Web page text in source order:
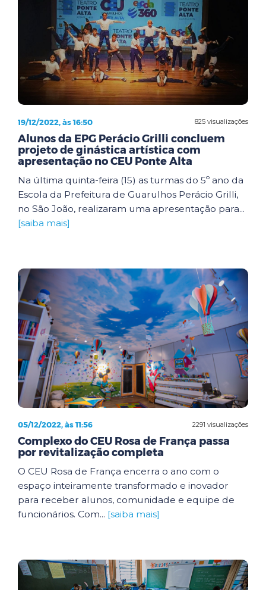
825 visualizações
19/12/2022, às 16:50
Alunos da EPG Perácio Grilli concluem
projeto de ginástica artística com
apresentação no CEU Ponte Alta
Na última quinta-feira (15) as turmas do 5º ano da
Escola da Prefeitura de Guarulhos Perácio Grilli,
no São João, realizaram uma apresentação para...
[saiba mais]
2291 visualizações
05/12/2022, às 11:56
Complexo do CEU Rosa de França passa
por revitalização completa
O CEU Rosa de França encerra o ano com o
espaço inteiramente transformado e inovador
para receber alunos, comunidade e equipe de
funcionários. Com... [saiba mais]